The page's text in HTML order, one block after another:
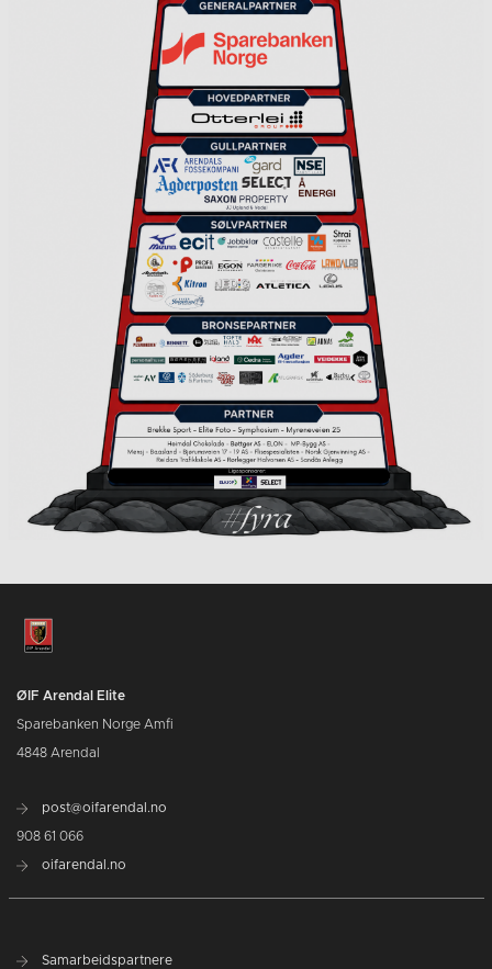
ØIF Arendal Elite
Sparebanken Norge Amfi
4848 Arendal
post@oifarendal.no
908 61 066
oifarendal.no
Samarbeidspartnere